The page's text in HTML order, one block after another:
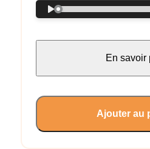
En savoir
Ajouter au